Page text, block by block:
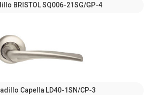
BRISTOL SQ006-21SG/GP-4
Capella LD40-1SN/CP-3